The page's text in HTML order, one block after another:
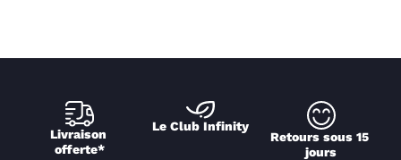
Livraison
offerte*
Le Club Infinity
Retours sous 15
jours